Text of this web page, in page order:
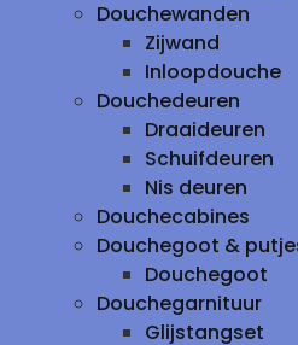
Douchewanden
Zijwand
Inloopdouche
Douchedeuren
Draaideuren
Schuifdeuren
Nis deuren
Douchecabines
Douchegoot &
Douchegoot
Douchegarnituur
Glijstangset